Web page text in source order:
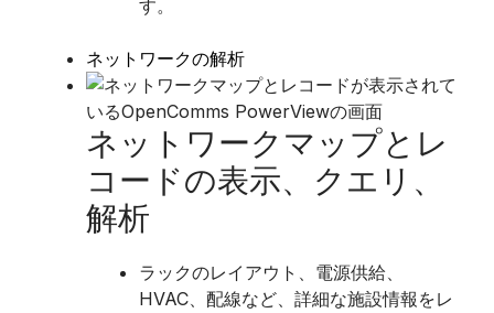
す。
ネットワークの解析
ネットワークマップとレ
コードの表示、クエリ、
解析
​ラックのレイアウト、電源供給、
HVAC、配線など、詳細な施設情報をレ